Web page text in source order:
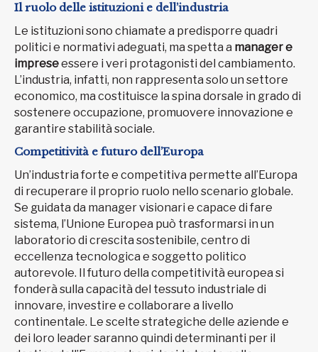
Il ruolo delle istituzioni e dell’industria
Le istituzioni sono chiamate a predisporre quadri
politici e normativi adeguati, ma spetta a manager e
impreseessere i veri protagonisti del cambiamento.
L’industria, infatti, non rappresenta solo un settore
economico, ma costituisce la spina dorsale in grado di
sostenere occupazione, promuovere innovazione e
garantire stabilità sociale.
Competitività e futuro dell’Europa
Un’industria forte e competitiva permette all’Europa
di recuperare il proprio ruolo nello scenario globale.
Se guidata da manager visionari e capace di fare
sistema, l’Unione Europea può trasformarsi in un
laboratorio di crescita sostenibile, centro di
eccellenza tecnologica e soggetto politico
autorevole. Il futuro della competitività europea si
fonderà sulla capacità del tessuto industriale di
innovare, investire e collaborare a livello
continentale. Le scelte strategiche delle aziende e
dei loro leader saranno quindi determinanti per il